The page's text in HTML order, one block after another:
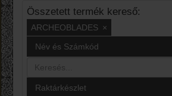
Összetett termék kereső:
ARCHEOBLADES ×
Név és Számkód
Raktárkészlet